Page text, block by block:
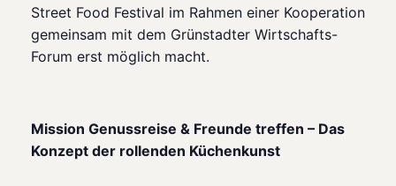
Street Food Festival im Rahmen einer Kooperation
gemeinsam mit dem Grünstadter Wirtschafts-
Forum erst möglich macht.
Mission Genussreise & Freunde treffen – Das
Konzept der rollenden Küchenkunst